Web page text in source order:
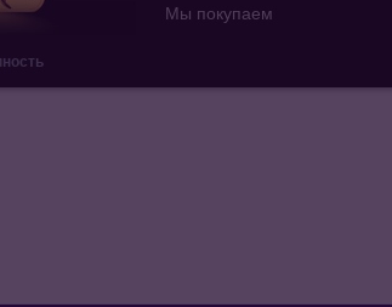
Мы покупаем